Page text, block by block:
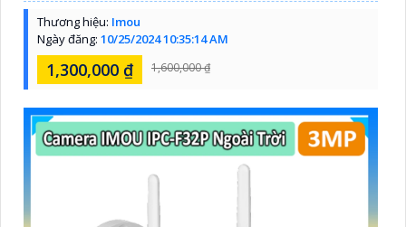
Thương hiệu: Imou
Ngày đăng: 10/25/2024 10:35:14 AM
1,300,000 ₫ 1,600,000 ₫